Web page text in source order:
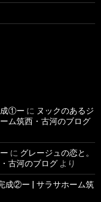
成①ー に ヌックのあるジ
ム筑西・古河のブログ
に グレージュの恋と。
古河のブログ より
成②ー | サラサホーム筑